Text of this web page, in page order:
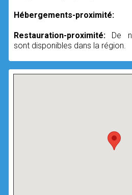
Hébergements-proximité:
Restauration-proximité: De
sont disponibles dans la région.